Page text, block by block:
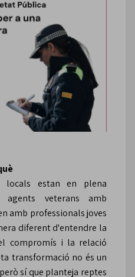
locals estan en plena
agents veterans amb
amb professionals joves
diferent d'entendre la
compromís i la relació
transformació no és un
sí que planteja reptes